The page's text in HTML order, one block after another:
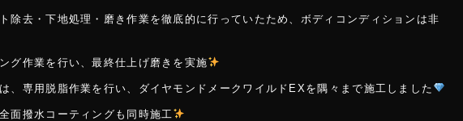
除去・下地処理・磨き作業を徹底的に行っていたため、ボディコンディションは非
グ作業を行い、最終仕上げ磨きを実施
、専用脱脂作業を行い、ダイヤモンドメークワイルドEXを隅々まで施工しました
面撥水コーティングも同時施工